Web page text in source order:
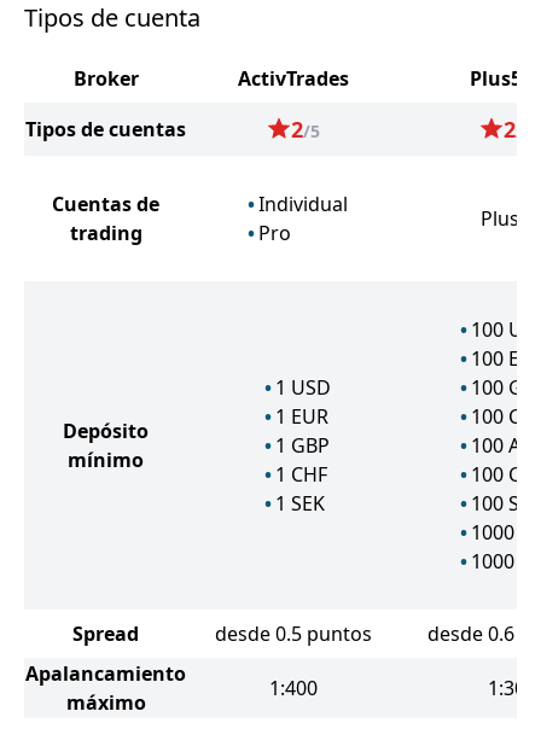
Tipos de cuenta
Broker ActivTrades
Tipos de cuentas
2/5 2/5
Cuentas de
trading
Individual
Pro
Depósito
mínimo
1 USD
1 EUR
1 GBP
1 CHF
1 SEK
100
100
100
100
100
100
100
1000
1000
Spread desde 0.5 puntos
desde 0.6
Apalancamiento
máximo
1:400 1:30